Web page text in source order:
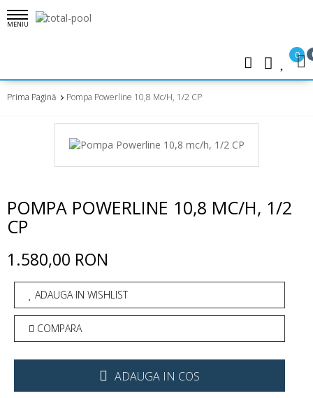
MENIU
0
Prima Pagină Pompa Powerline 10,8 Mc/h, 1/2 CP
POMPA POWERLINE 10,8 MC/H, 1/2
CP
1.580,00 RON
ADAUGA IN WISHLIST
COMPARA
ADAUGA IN COS